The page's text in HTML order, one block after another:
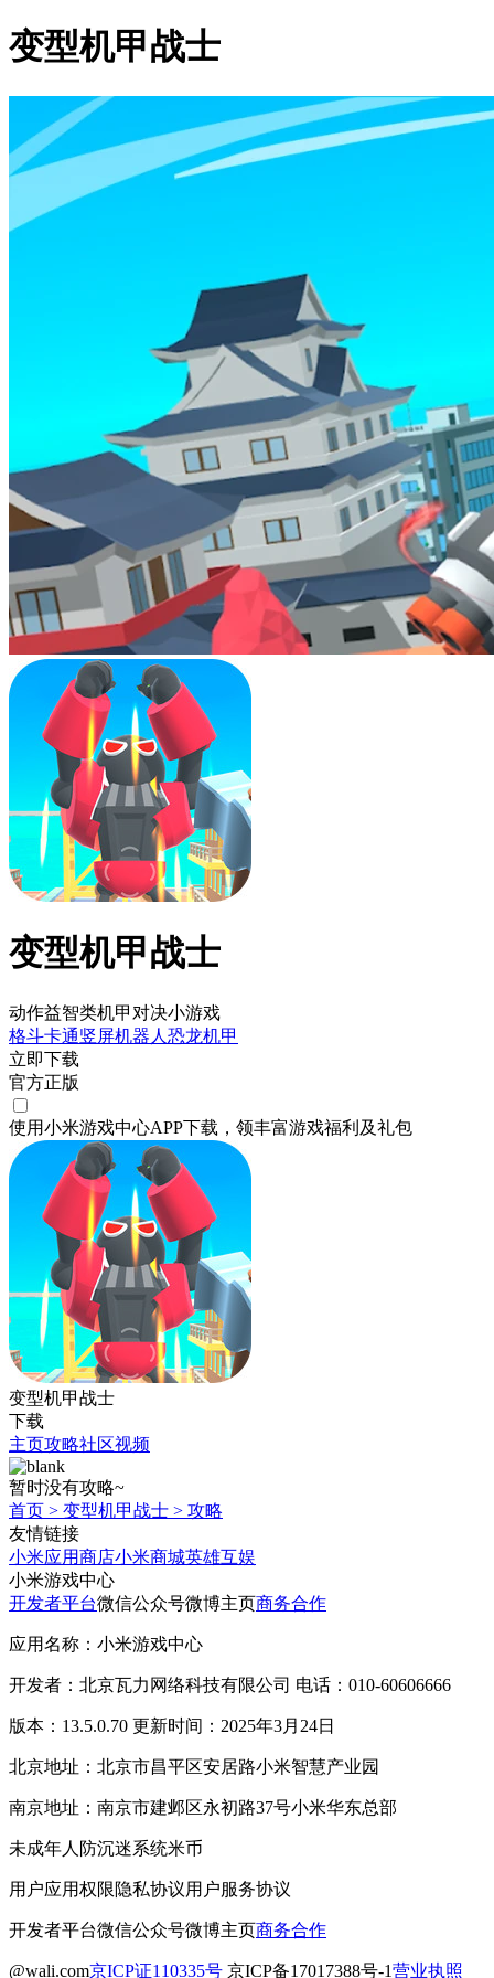
变型机甲战士
变型机甲战士
动作益智类机甲对决小游戏
格斗卡通竖屏机器人 恐龙机甲
立即下载
官方正版
使用小米游戏中心APP下载 ，领丰富游戏福利 及礼包
变型机甲战士
下载
主页攻略社区视频
暂时没有攻略~
首页 > 变型机甲战士 > 攻略
友情链接
小米应用商店小米商城英雄互娱
小米游戏中心
开发者平台微信公众号微博主页商务合作
应用名称：小米游戏中心
开发者：北京瓦力网络科技有限公司 电话：010-60606666
版本：13.5.0.70 更新时间：2025年3月24日
北京地址：北京市昌平区安居路小米智慧产业园
南京地址：南京市建邺区永初路37号小米华东总部
未成年人防沉迷系统米币
用户应用权限隐私协议用户服务协议
开发者平台微信公众号微博主页商务合作
@wali.com京ICP证110335号 京ICP备17017388号-1营业执照